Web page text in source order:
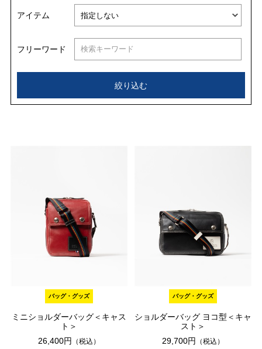
並び替える
アイテム
フリーワード
絞り込む
バッグ・グッズ
ミニショルダーバッグ＜キャス
ト＞
26,400円
（税込）
バッグ・グッズ
ショルダーバッグ ヨコ型＜キャ
スト＞
29,700円
（税込）